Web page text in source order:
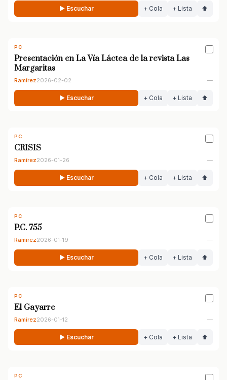
▶ Escuchar + Cola + Lista ⬆
PC
Presentación en La Vía Láctea de la revista Las
Margaritas
Ramírez2026-02-02 —
▶ Escuchar + Cola + Lista ⬆
PC
CRISIS
Ramírez2026-01-26 —
▶ Escuchar + Cola + Lista ⬆
PC
P.C. 755
Ramírez2026-01-19 —
▶ Escuchar + Cola + Lista ⬆
PC
El Gayarre
Ramírez2026-01-12 —
▶ Escuchar + Cola + Lista ⬆
PC